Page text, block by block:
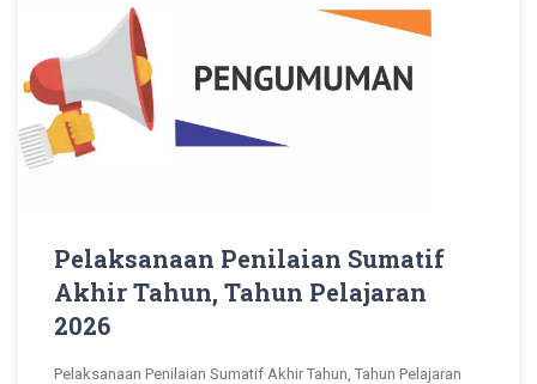
Pelaksanaan Penilaian Sumatif
Akhir Tahun, Tahun Pelajaran
2026
Pelaksanaan Penilaian Sumatif Akhir Tahun, Tahun Pelajaran